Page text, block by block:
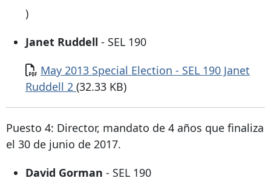
)
Janet Ruddell - SEL 190
Documento
May 2013 Special Election - SEL 190 Janet
Ruddell 2 (32.33 KB)
Puesto 4: Director, mandato de 4 años que finaliza
el 30 de junio de 2017.
David Gorman - SEL 190